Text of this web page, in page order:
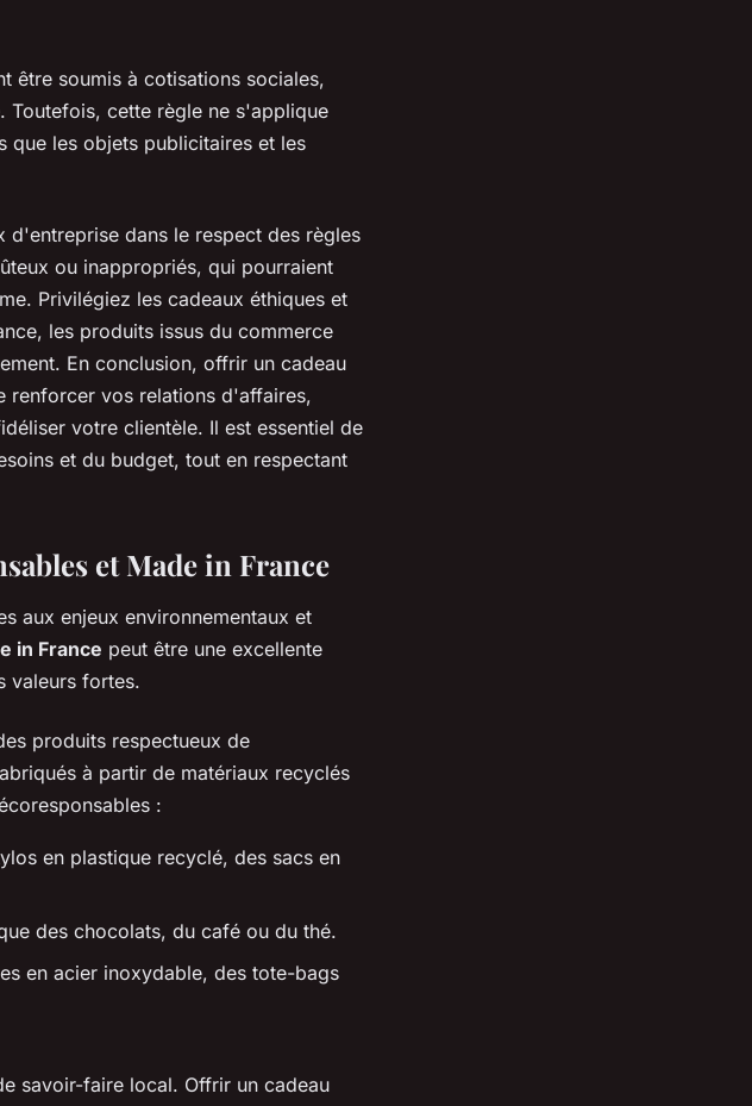
être soumis à cotisations sociales,
Toutefois, cette règle ne s'applique
que les objets publicitaires et les
dans le respect des règles
ou inappropriés, qui pourraient
Privilégiez les cadeaux éthiques et
les produits issus du commerce
En conclusion, offrir un cadeau
renforcer vos relations d'affaires,
votre clientèle. Il est essentiel de
et du budget, tout en respectant
et Made in France
aux enjeux environnementaux et
in France peut être une excellente
valeurs fortes.
produits respectueux de
à partir de matériaux recyclés
:
en plastique recyclé, des sacs en
des chocolats, du café ou du thé.
en acier inoxydable, des tote-bags
savoir-faire local. Offrir un cadeau